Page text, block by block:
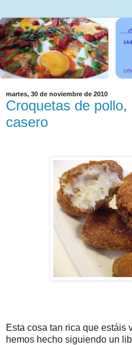
martes, 30 de noviembre de 2010
Croquetas de
casero
Esta cosa tan rica que estáis
hemos hecho siguiendo un